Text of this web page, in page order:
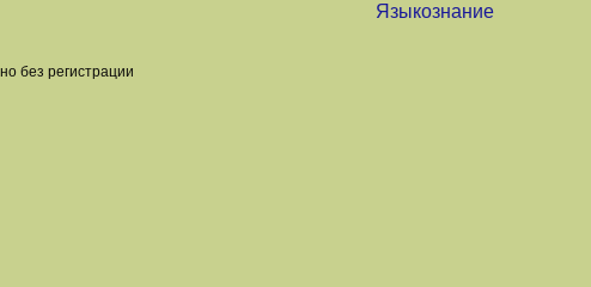
Языкознание
без регистрации